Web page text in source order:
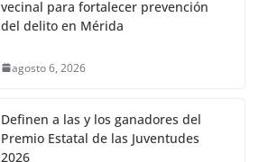
vecinal para fortalecer prevención
del delito en Mérida
agosto 6, 2026
Definen a las y los ganadores del
Premio Estatal de las Juventudes
2026